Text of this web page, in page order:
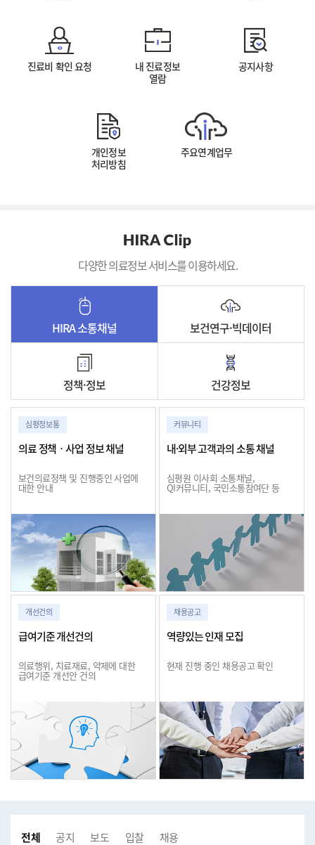
진료비 확인 요청
내 진료정보
열람
공지사항
개인정보
처리방침
주요연계업무
다양한 의료정보 서비스를 이용하세요.
HIRA 소통채널 보건연구·빅데이터
정책·정보 건강정보
심평정보통
의료 정책ㆍ사업 정보 채널
보건의료정책 및 진행중인 사업에
대한 안내
커뮤니티
내·외부 고객과의 소통 채널
심평원 이사회 소통채널,
QI커뮤니티, 국민소통참여단 등
개선건의
급여기준 개선건의
의료행위, 치료재료, 약제에 대한
급여기준 개선안 건의
채용공고
역량있는 인재 모집
현재 진행 중인 채용공고 확인
전체 공지사항보도자료입찰공고채용공고